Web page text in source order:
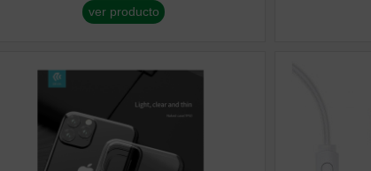
ver producto